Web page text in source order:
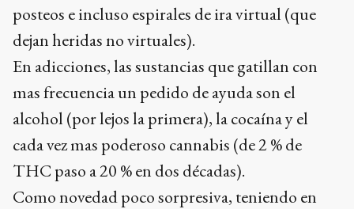
posteos e incluso espirales de ira virtual (que
dejan heridas no virtuales).
En adicciones, las sustancias que gatillan con
mas frecuencia un pedido de ayuda son el
alcohol (por lejos la primera), la cocaína y el
cada vez mas poderoso cannabis (de 2 % de
THC paso a 20 % en dos décadas).
Como novedad poco sorpresiva, teniendo en